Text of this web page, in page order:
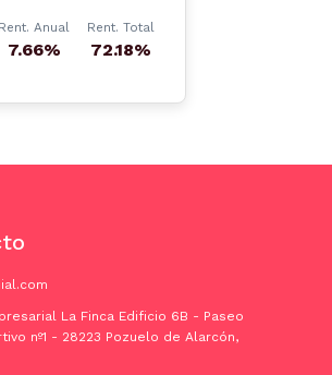
Rent. Anual
7.66%
Rent. Total
72.18%
La Finca Edificio 6B - Paseo
nº1 - 28223 Pozuelo de Alarcón,